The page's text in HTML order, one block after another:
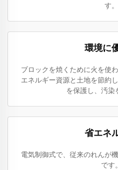
す。
環境に
ブロックを焼くために火を使
エネルギー資源と土地を節約
を保護し、汚染
省エネ
電気制御式で、従来のれんが
です。